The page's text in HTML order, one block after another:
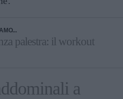
palestra: il workout
a